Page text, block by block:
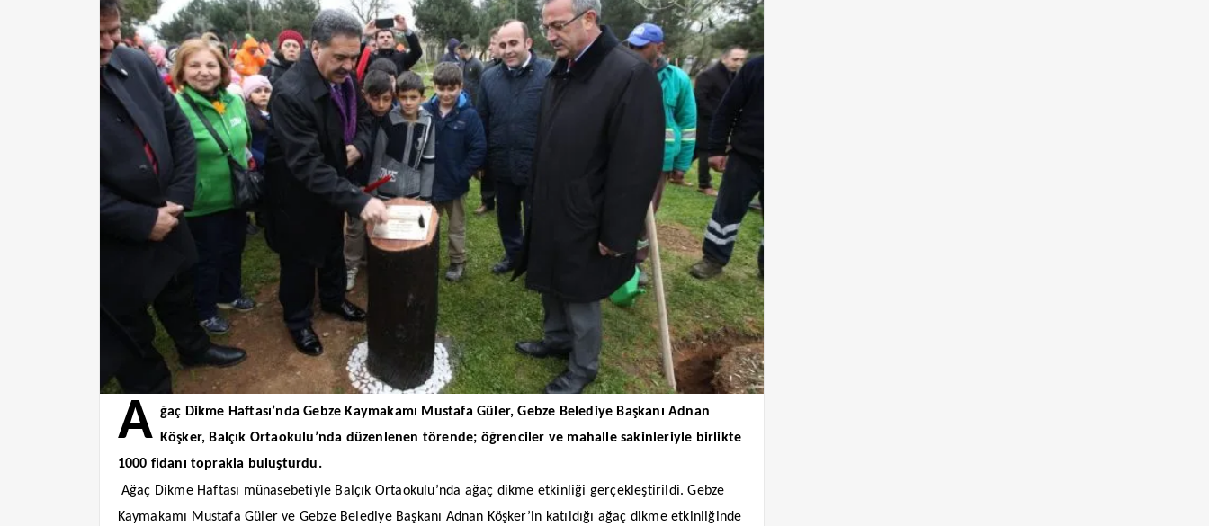
A ğaç Dikme Haftası’nda Gebze Kaymakamı Mustafa Güler, Gebze Belediye Başkanı Adnan
Köşker, Balçık Ortaokulu’nda düzenlenen törende; öğrenciler ve mahalle sakinleriyle birlikte
1000 fidanı toprakla buluşturdu.
Ağaç Dikme Haftası münasebetiyle Balçık Ortaokulu’nda ağaç dikme etkinliği gerçekleştirildi. Gebze
Kaymakamı Mustafa Güler ve Gebze Belediye Başkanı Adnan Köşker’in katıldığı ağaç dikme etkinliğinde